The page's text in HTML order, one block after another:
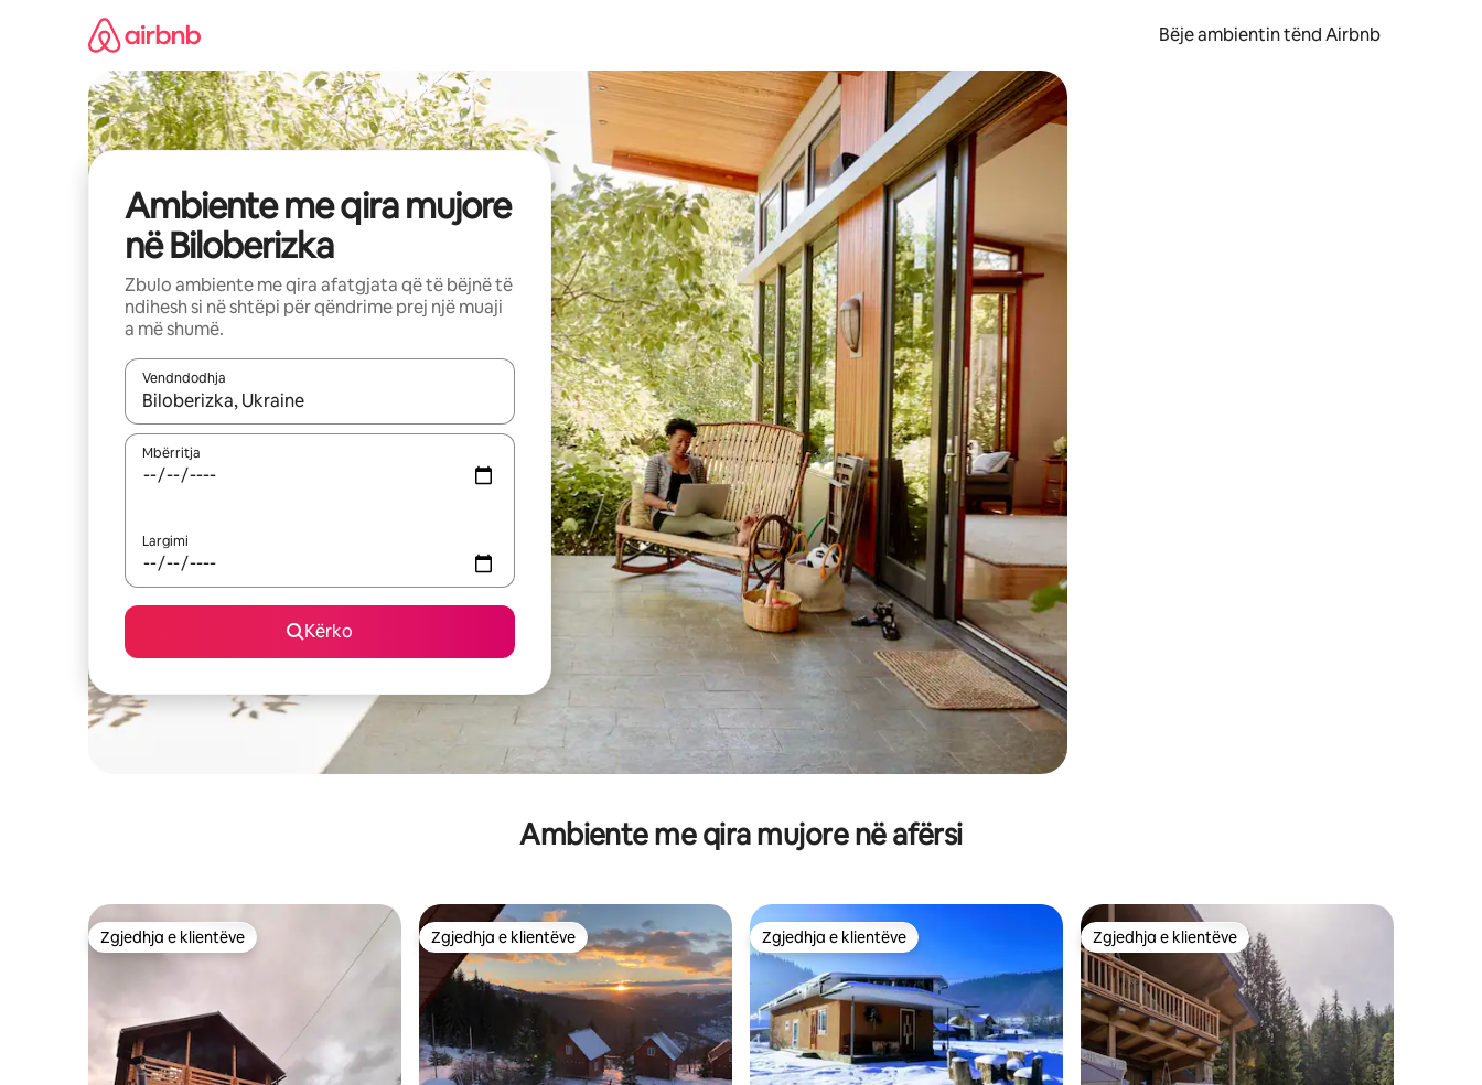
Bëje ambientin tënd Airbnb
Ambiente me qira mujore
në Biloberizka
Zbulo ambiente me qira afatgjata që të bëjnë të
ndihesh si në shtëpi për qëndrime prej një muaji
a më shumë.
Vendndodhja
Kur rezultatet të jenë të disponueshme, lëviz me butonat e shigjetave lart e poshtë ose eksploro duke prekur ose duke lëvizur ekranin.
Mbërritja
Largimi
Kërko
Ambiente me qira mujore në afërsi
Zgjedhja e klientëve
Zgjedhja e klientëve Zgjedhja e klientëve
Zgjedhja e klientëve Zgjedhja e klientëve
Zgjedhja e klientëve Zgjedhja e klientëve
Zgjedhja e klientëve